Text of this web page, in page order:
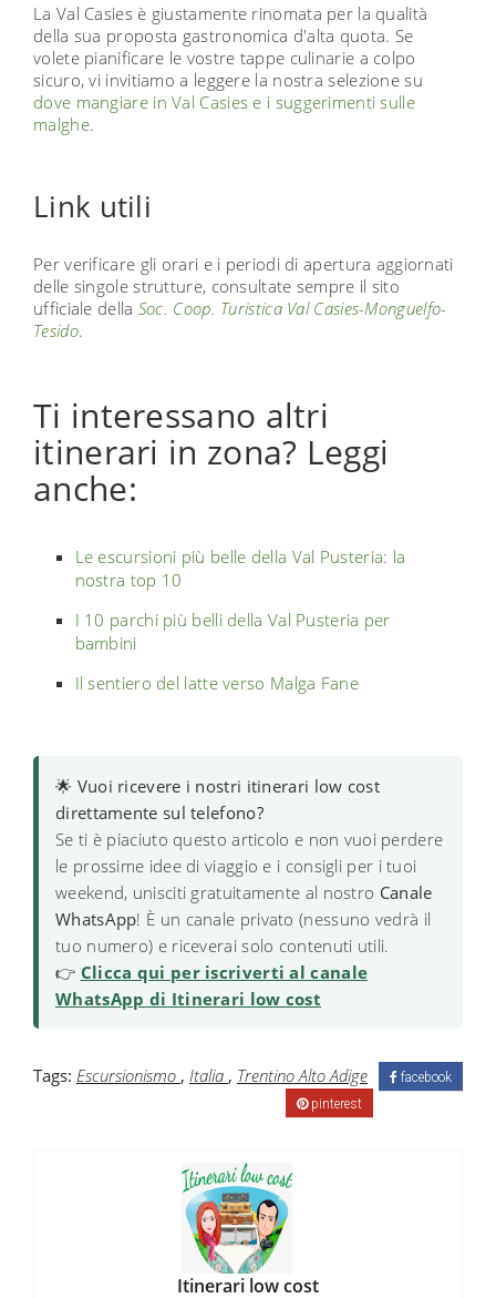
La Val Casies è giustamente rinomata per la qualità
della sua proposta gastronomica d'alta quota. Se
volete pianificare le vostre tappe culinarie a colpo
sicuro, vi invitiamo a leggere la nostra selezione su
dove mangiare in Val Casies e i suggerimenti sulle
malghe.
Link utili
Per verificare gli orari e i periodi di apertura aggiornati
delle singole strutture, consultate sempre il sito
ufficiale della Soc. Coop. Turistica Val Casies-Monguelfo-
Tesido.
Ti interessano altri
itinerari in zona? Leggi
anche:
Le escursioni più belle della Val Pusteria: la
nostra top 10
I 10 parchi più belli della Val Pusteria per
bambini
Il sentiero del latte verso Malga Fane
🌟 Vuoi ricevere i nostri itinerari low cost
direttamente sul telefono?
Se ti è piaciuto questo articolo e non vuoi perdere
le prossime idee di viaggio e i consigli per i tuoi
weekend, unisciti gratuitamente al nostro Canale
WhatsApp! È un canale privato (nessuno vedrà il
tuo numero) e riceverai solo contenuti utili.
👉 Clicca qui per iscriverti al canale
WhatsApp di Itinerari low cost
Tags: Escursionismo , Italia , Trentino Alto Adige
facebook
pinterest
Itinerari low cost